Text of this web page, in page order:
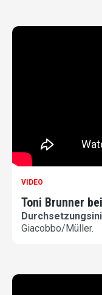
VIDEO
Toni Brunner
Giacobbo/Müller.